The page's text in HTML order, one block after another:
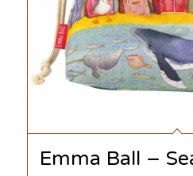
Emma Ball –